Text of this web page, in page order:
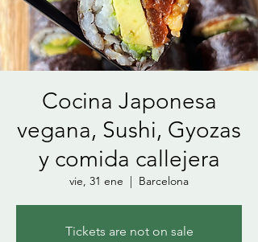
Cocina Japonesa
vegana, Sushi, Gyozas
y comida callejera
vie, 31 ene
  |
Barcelona
Tickets are not on sale